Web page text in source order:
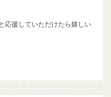
応援していただけたら嬉しい